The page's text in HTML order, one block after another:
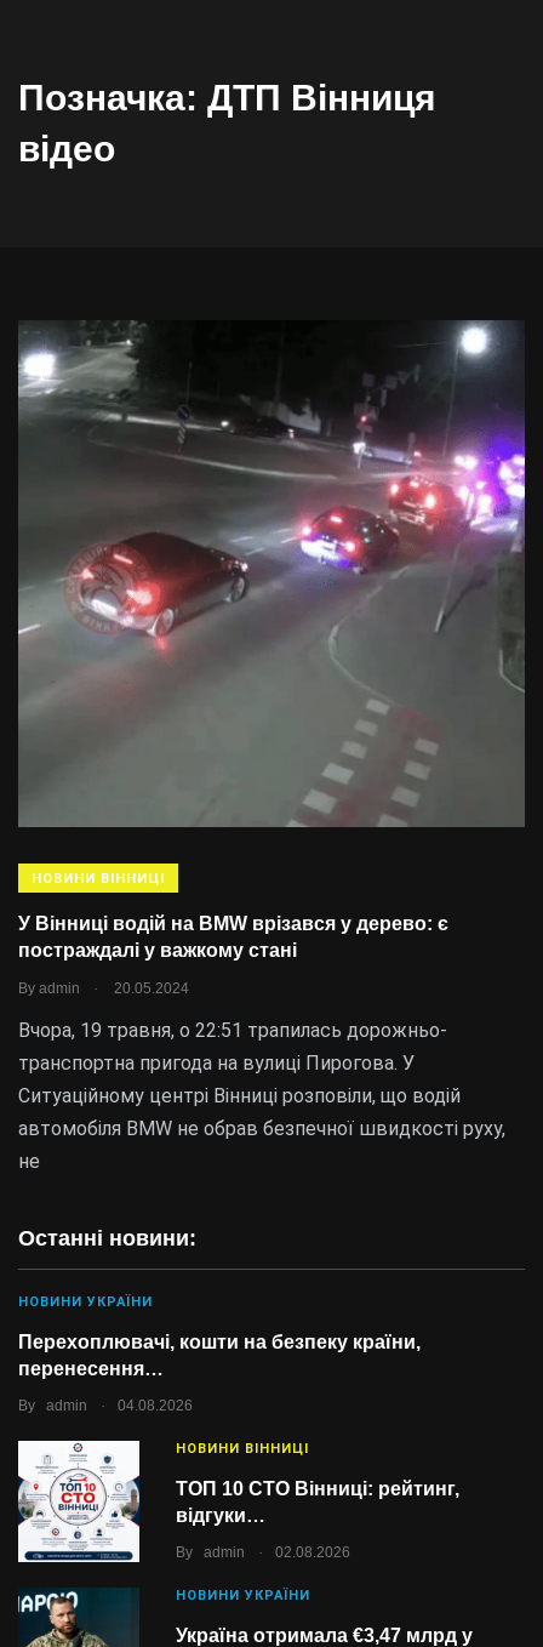
Позначка: ДТП Вінниця
відео
НОВИНИ ВІННИЦІ
У Вінниці водій на BMW врізався у дерево: є
постраждалі у важкому стані
By admin . 20.05.2024
Вчора, 19 травня, о 22:51 трапилась дорожньо-
транспортна пригода на вулиці Пирогова. У
Ситуаційному центрі Вінниці розповіли, що водій
автомобіля BMW не обрав безпечної швидкості руху,
не
Останні новини:
НОВИНИ УКРАЇНИ
Перехоплювачі, кошти на безпеку країни,
перенесення…
By admin . 04.08.2026
НОВИНИ ВІННИЦІ
ТОП 10 СТО Вінниці: рейтинг,
відгуки…
By admin . 02.08.2026
НОВИНИ УКРАЇНИ
Україна отримала €3,47 млрд у